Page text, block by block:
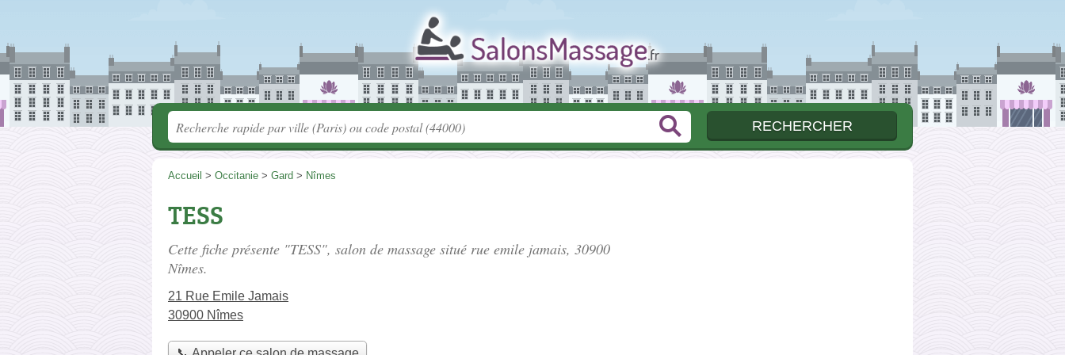
Accueil > Occitanie > Gard > Nîmes
TESS
Cette fiche présente "TESS", salon de massage situé rue emile jamais, 30900
Nîmes.
21 Rue Emile Jamais
30900 Nîmes